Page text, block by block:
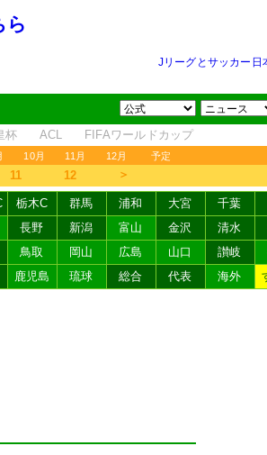
ら
Jリーグとサッカー日
杯 ACL FIFAワールドカップ
10月 11月 12月 予定
11 12 ＞
栃木C 群馬 浦和 大宮 千葉
長野 新潟 富山 金沢 清水
鳥取 岡山 広島 山口 讃岐
鹿児島 琉球 総合 代表 海外